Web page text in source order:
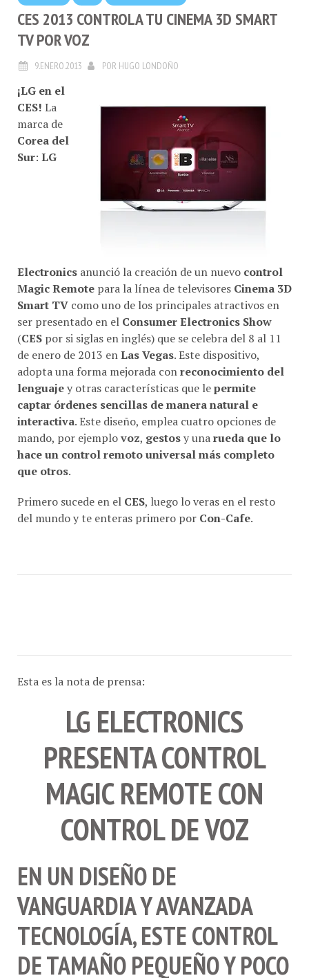
CES 2013 CONTROLA TU CINEMA 3D SMART
TV POR VOZ
9.ENERO.2013 POR HUGO LONDOÑO
¡LG en el
CES! La
marca de
Corea del
Sur
LG
Electronics anunció la creación de un nuevo
control
Magic Remote
para la línea de televisores Cinema 3D
Smart TV como uno de los principales atractivos en
ser presentado en el Consumer Electronics Show
(CES
por si siglas en inglés) que se celebra del 8 al 11
de enero de 2013 en Las Vegas
. Este dispositivo,
adopta una forma mejorada con
reconocimiento del
lenguaje
y otras características que le
permite
captar órdenes sencillas de manera natural e
interactiva
. Este diseño, emplea cuatro opciones de
mando, por ejemplo
voz gestos
rueda que lo
hace un control remoto universal más completo
que otros
Primero sucede en el CES , luego lo veras en el resto
del mundo y te enteras primero por
Con-Cafe
Esta es la nota de prensa:
LG ELECTRONICS
PRESENTA CONTROL
MAGIC REMOTE CON
CONTROL DE VOZ
EN UN DISEÑO DE
VANGUARDIA Y AVANZADA
TECNOLOGÍA, ESTE CONTROL
DE TAMAÑO PEQUEÑO Y POCO